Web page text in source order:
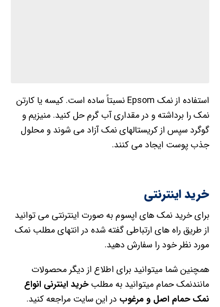
استفاده از نمک Epsom نسبتاً ساده است. کیسه یا کارتن
نمک را برداشته و در مقداری آب گرم حل کنید. منیزیم و
گوگرد سپس از کریستالهای نمک آزاد می شوند و محلول
جذب پوست ایجاد می کنند.
خرید اینترنتی
برای خرید نمک های اپسوم به صورت اینترنتی می توانید
از طریق راه های ارتباطی گفته شده در انتهای مطلب نمک
مورد نظر خود را سفارش دهید.
همچنین شما میتوانید برای اطلاع از دیگر محصولات
مانندنمک حمام میتوانید به مطلبخرید اینترنی انواع
نمک حمام اصل و مرغوب در این سایت مراجعه کنید.